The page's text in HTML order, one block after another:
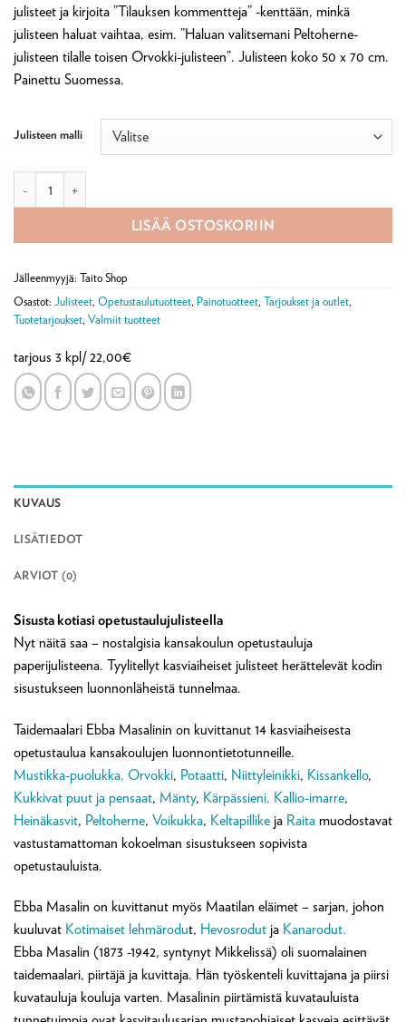
julisteet ja kirjoita ”Tilauksen kommentteja” -kenttään, minkä
julisteen haluat vaihtaa, esim. ”Haluan valitsemani Peltoherne-
julisteen tilalle toisen Orvokki-julisteen”. Julisteen koko 50 x 70 cm.
Painettu Suomessa.
Julisteen malli
LISÄÄ OSTOSKORIIN
Jälleenmyyjä: Taito Shop
Osastot: Julisteet, Opetustaulutuotteet, Painotuotteet, Tarjoukset ja outlet,
Tuotetarjoukset, Valmiit tuotteet
tarjous 3 kpl/ 22,00€
KUVAUS
LISÄTIEDOT
ARVIOT (0)
Sisusta kotiasi opetustaulujulisteella
Nyt näitä saa – nostalgisia kansakoulun opetustauluja
paperijulisteena. Tyylitellyt kasviaiheiset julisteet herättelevät kodin
sisustukseen luonnonläheistä tunnelmaa.
Taidemaalari Ebba Masalinin on kuvittanut 14 kasviaiheisesta
opetustaulua kansakoulujen luonnontietotunneille.
Mustikka-puolukka, Orvokki, Potaatti, Niittyleinikki, Kissankello,
Kukkivat puut ja pensaat, Mänty, Kärpässieni, Kallio-imarre,
Heinäkasvit, Peltoherne, Voikukka, Keltapillike ja Raita muodostavat
vastustamattoman kokoelman sisustukseen sopivista
opetustauluista.
Ebba Masalin on kuvittanut myös Maatilan eläimet – sarjan, johon
kuuluvat Kotimaiset lehmärodut, Hevosrodut ja Kanarodut.
Ebba Masalin (1873 -1942, syntynyt Mikkelissä) oli suomalainen
taidemaalari, piirtäjä ja kuvittaja. Hän työskenteli kuvittajana ja piirsi
kuvatauluja kouluja varten. Masalinin piirtämistä kuvatauluista